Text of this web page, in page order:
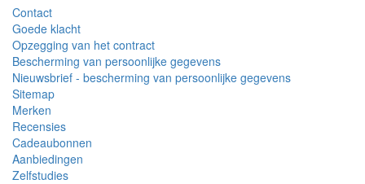
Contact
Goede klacht
Opzegging van het contract
Bescherming van persoonlijke gegevens
Nieuwsbrief - bescherming van persoonlijke gegevens
Sitemap
Merken
Recensies
Cadeaubonnen
Aanbiedingen
Zelfstudies